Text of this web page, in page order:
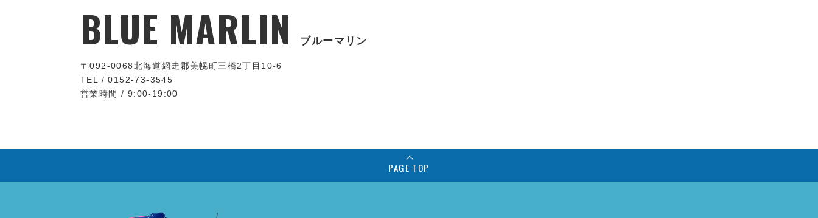
BLUE MARLIN ブルーマリン
〒092-0068北海道網走郡美幌町三橋2丁目10-6
TEL / 0152-73-3545
営業時間 / 9:00-19:00
PAGE TOP